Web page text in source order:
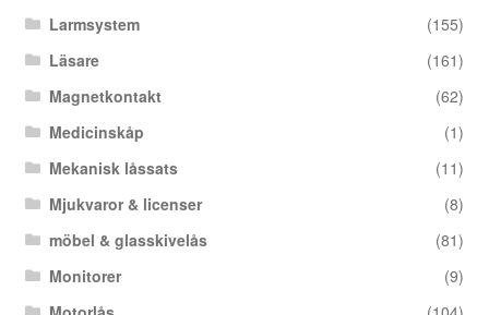
Larmsystem
(155)
Läsare
(161)
Magnetkontakt
(62)
Medicinskåp
(1)
Mekanisk låssats
(11)
Mjukvaror & licenser
(8)
möbel & glasskivelås
(81)
Monitorer
(9)